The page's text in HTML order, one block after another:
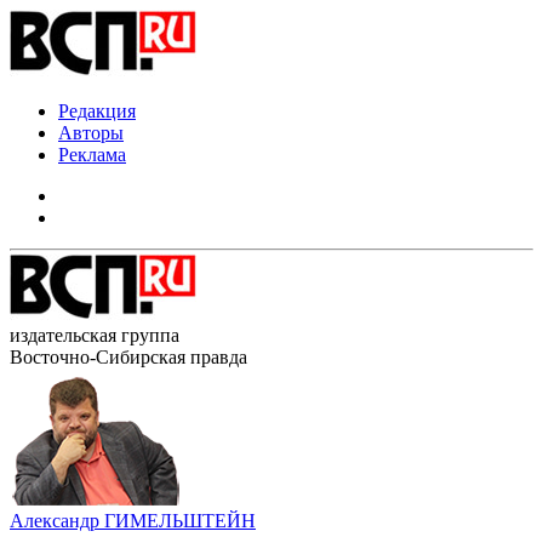
Редакция
Авторы
Реклама
издательская группа
Восточно-Сибирская правда
Александр ГИМЕЛЬШТЕЙН